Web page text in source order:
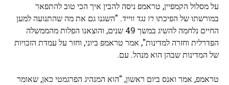
על מסלול הקמפיין, טראמפ ניסה להבין איך הכי טוב להתפאר
במורשתו של הפיכתורו נגד ווייד. "השגנו גם את מה שהתנועה למען
החיים נלחמה להשיג במשך 49 שנים, והוצאנו הפלות מהממשלה
הפדרלית וחזרה למדינות", אמר טראמפ ביוני, וחזר על עמדת הזכויות
של המדינות שבהן הוא מנהל. עם.
טראמפ, אמר ואנס ביום ראשון, "הוא המנהיג הפרגמטי כאן, שאומר